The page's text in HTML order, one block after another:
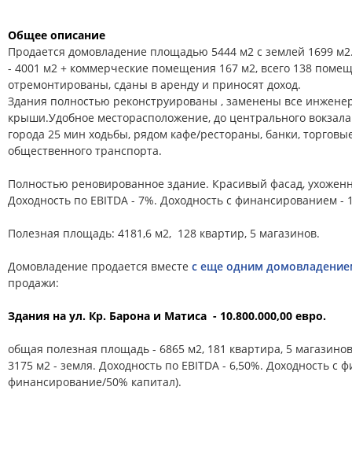
Общее описание
Продается домовладение площадью 5444 м2 с землей 1699
- 4001 м2 + коммерческие помещения 167 м2, всего 138
отремонтированы, сданы в аренду и приносят доход.
Здания полностью реконструированы , заменены все
крыши.Удобное месторасположение, до центрального
города 25 мин ходьбы, рядом кафе/рестораны, банки,
общественного транспорта.
Полностью реновированное здание. Красивый фасад,
Доходность по EBITDA - 7%. Доходность с финансированием -
Полезная площадь: 4181,6 м2, 128 квартир, 5 магазинов.
Домовладение продается вместе с еще одним
продажи:
Здания на ул. Кр. Барона и Матиса - 10.800.000,00 евро.
общая полезная площадь - 6865 м2, 181 квартира, 5
3175 м2 - земля. Доходность по EBITDA - 6,50%. Доходность с
финансирование/50% капитал).